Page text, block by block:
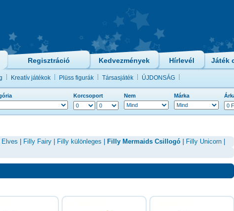
Regisztráció Kedvezmények Hírlevél Játék
Kreatív játékok Plüss figurák Társasjáték ÚJDONSÁG
Korcsoport Nem Márka
Elves Filly Fairy Filly különleges Filly Mermaids Csillogó Filly Unicorn